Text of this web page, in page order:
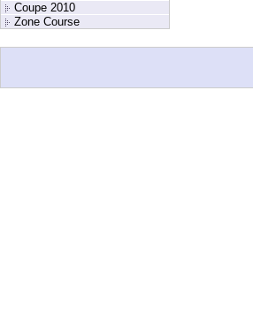
Coupe 2010
Zone Course